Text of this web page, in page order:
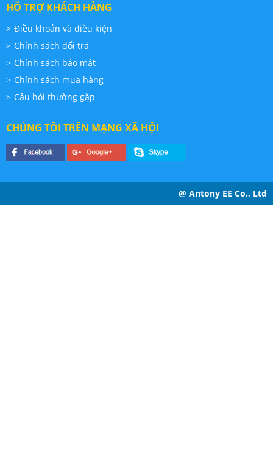
HỖ TRỢ KHÁCH HÀNG
Điều khoản và điều kiện
Chính sách đổi trả
Chính sách bảo mật
Chính sách mua hàng
Câu hỏi thường gặp
CHÚNG TÔI TRÊN MẠNG XÃ HỘI
@ Antony EE Co., Ltd